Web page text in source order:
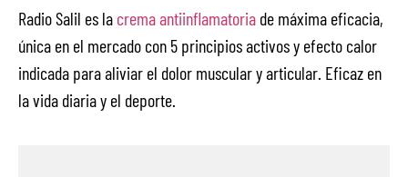
Radio Salil es la crema antiinflamatoria de máxima eficacia,
única en el mercado con 5 principios activos y efecto calor
indicada para aliviar el dolor muscular y articular. Eficaz en
la vida diaria y el deporte.